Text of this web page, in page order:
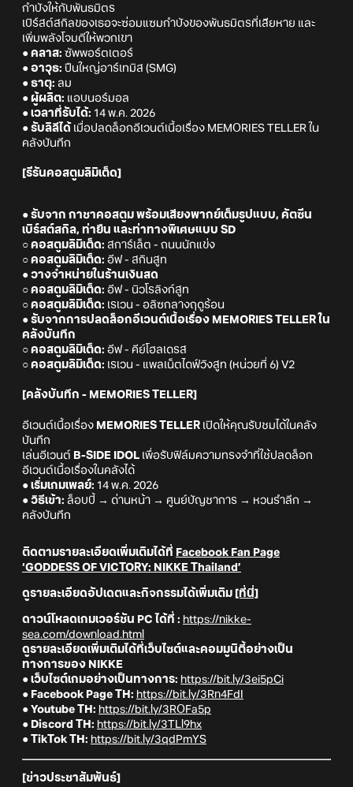
กำบังให้กับพันธมิตร
เบิร์สต์สกิลของเธอจะซ่อมแซมกำบังของพันธมิตรที่เสียหาย และ
เพิ่มพลังโจมตีให้พวกเขา
● คลาส: ซัพพอร์ตเตอร์
● อาวุธ: ปืนใหญ่อาร์เทมิส (SMG)
● ธาตุ: ลม
● ผู้ผลิต: แอบนอร์มอล
● เวลาที่รับได้: 14 พ.ค. 2026
● รับลิลีได้ เมื่อปลดล็อกอีเวนต์เนื้อเรื่อง MEMORIES TELLER ใน
คลังบันทึก
[รีรันคอสตูมลิมิเต็ด]
● รับจาก กาชาคอสตูม พร้อมเสียงพากย์เต็มรูปแบบ, คัตซีน
เบิร์สต์สกิล, ท่ายืน และท่าทางพิเศษแบบ SD
○ คอสตูมลิมิเต็ด: สการ์เล็ต - ถนนนักแข่ง
○ คอสตูมลิมิเต็ด: อีฟ - สกินสูท
● วางจำหน่ายในร้านเงินสด
○ คอสตูมลิมิเต็ด: อีฟ - นิวโรลิงก์สูท
○ คอสตูมลิมิเต็ด: เรเวน - อลิซกลางฤดูร้อน
● รับจากการปลดล็อกอีเวนต์เนื้อเรื่อง MEMORIES TELLER ใน
คลังบันทึก
○ คอสตูมลิมิเต็ด: อีฟ - คีย์โฮลเดรส
○ คอสตูมลิมิเต็ด: เรเวน - แพลเน็ตไดฟ์วิงสูท (หน่วยที่ 6) V2
[คลังบันทึก - MEMORIES TELLER]
อีเวนต์เนื้อเรื่อง MEMORIES TELLER เปิดให้คุณรับชมได้ในคลัง
บันทึก
เล่นอีเวนต์ B-SIDE IDOL เพื่อรับฟิล์มความทรงจำที่ใช้ปลดล็อก
อีเวนต์เนื้อเรื่องในคลังได้
● เริ่มเกมเพลย์: 14 พ.ค. 2026
● วิธีเข้า: ล็อบบี้ → ด่านหน้า → ศูนย์บัญชาการ → หวนรำลึก →
คลังบันทึก
ติดตามรายละเอียดเพิ่มเติมได้ที่ Facebook Fan Page
‘GODDESS OF VICTORY: NIKKE Thailand’
ดูรายละเอียดอัปเดตและกิจกรรมได้เพิ่มเติม [ที่นี่]
ดาวน์โหลดเกมเวอร์ชัน PC ได้ที่ : https://nikke-
sea.com/download.html
ดูรายละเอียดเพิ่มเติมได้ที่เว็บไซต์และคอมมูนิตี้อย่างเป็น
ทางการของ NIKKE
● เว็บไซต์เกมอย่างเป็นทางการ: https://bit.ly/3ei5pCi
● Facebook Page TH: https://bit.ly/3Rn4FdI
● Youtube TH: https://bit.ly/3ROFa5p
● Discord TH: https://bit.ly/3TLl9hx
● TikTok TH: https://bit.ly/3qdPmYS
[ข่าวประชาสัมพันธ์]